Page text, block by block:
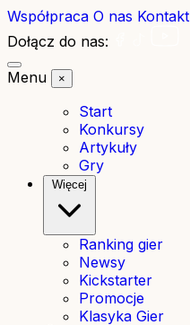
Współpraca O nas Kontakt
Dołącz do nas:
Menu
×
Start
Konkursy
Artykuły
Gry
Więcej
Ranking gier
Newsy
Kickstarter
Promocje
Klasyka Gier